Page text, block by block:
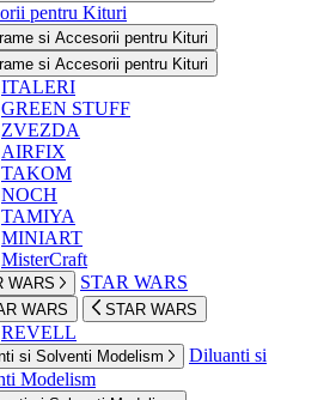
pentru Kituri
si Accesorii pentru Kituri
si Accesorii pentru Kituri
ITALERI
GREEN STUFF
ZVEZDA
AIRFIX
TAKOM
NOCH
TAMIYA
MINIART
MisterCraft
WARS STAR WARS
WARS STAR WARS
REVELL
si Solventi Modelism
Diluanti si
Modelism